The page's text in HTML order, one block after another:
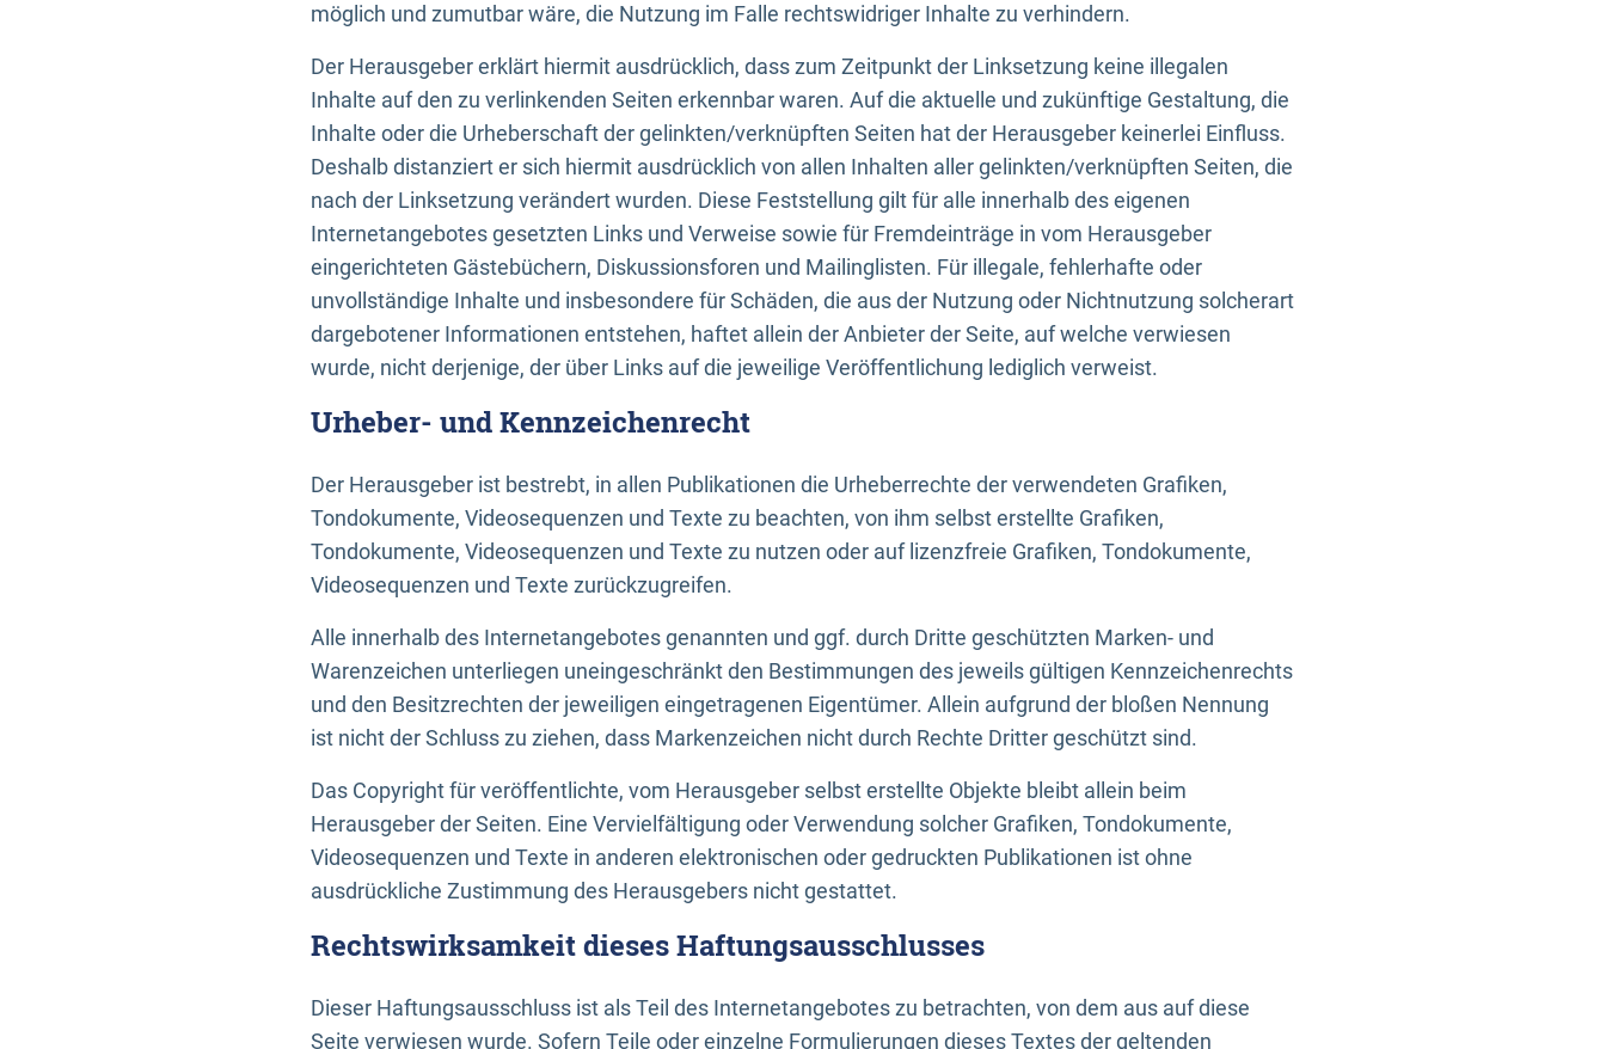
möglich und zumutbar wäre, die Nutzung im Falle rechtswidriger Inhalte zu verhindern.
Der Herausgeber erklärt hiermit ausdrücklich, dass zum Zeitpunkt der Linksetzung keine illegalen
Inhalte auf den zu verlinkenden Seiten erkennbar waren. Auf die aktuelle und zukünftige Gestaltung, die
Inhalte oder die Urheberschaft der gelinkten/verknüpften Seiten hat der Herausgeber keinerlei Einfluss.
Deshalb distanziert er sich hiermit ausdrücklich von allen Inhalten aller gelinkten/verknüpften Seiten, die
nach der Linksetzung verändert wurden. Diese Feststellung gilt für alle innerhalb des eigenen
Internetangebotes gesetzten Links und Verweise sowie für Fremdeinträge in vom Herausgeber
eingerichteten Gästebüchern, Diskussionsforen und Mailinglisten. Für illegale, fehlerhafte oder
unvollständige Inhalte und insbesondere für Schäden, die aus der Nutzung oder Nichtnutzung solcherart
dargebotener Informationen entstehen, haftet allein der Anbieter der Seite, auf welche verwiesen
wurde, nicht derjenige, der über Links auf die jeweilige Veröffentlichung lediglich verweist.
Urheber- und Kennzeichenrecht
Der Herausgeber ist bestrebt, in allen Publikationen die Urheberrechte der verwendeten Grafiken,
Tondokumente, Videosequenzen und Texte zu beachten, von ihm selbst erstellte Grafiken,
Tondokumente, Videosequenzen und Texte zu nutzen oder auf lizenzfreie Grafiken, Tondokumente,
Videosequenzen und Texte zurückzugreifen.
Alle innerhalb des Internetangebotes genannten und ggf. durch Dritte geschützten Marken- und
Warenzeichen unterliegen uneingeschränkt den Bestimmungen des jeweils gültigen Kennzeichenrechts
und den Besitzrechten der jeweiligen eingetragenen Eigentümer. Allein aufgrund der bloßen Nennung
ist nicht der Schluss zu ziehen, dass Markenzeichen nicht durch Rechte Dritter geschützt sind.
Das Copyright für veröffentlichte, vom Herausgeber selbst erstellte Objekte bleibt allein beim
Herausgeber der Seiten. Eine Vervielfältigung oder Verwendung solcher Grafiken, Tondokumente,
Videosequenzen und Texte in anderen elektronischen oder gedruckten Publikationen ist ohne
ausdrückliche Zustimmung des Herausgebers nicht gestattet.
Rechtswirksamkeit dieses Haftungsausschlusses
Dieser Haftungsausschluss ist als Teil des Internetangebotes zu betrachten, von dem aus auf diese
Seite verwiesen wurde. Sofern Teile oder einzelne Formulierungen dieses Textes der geltenden